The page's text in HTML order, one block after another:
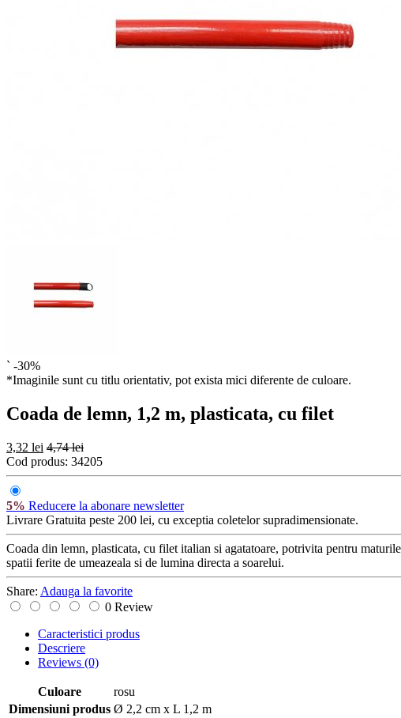
` -30%
*Imaginile sunt cu titlu orientativ, pot exista mici diferente de culoare.
Coada de lemn, 1,2 m, plasticata, cu filet
3,32 lei 4,74 lei
Cod produs: 34205
5% Reducere la abonare newsletter
Livrare Gratuita peste 200 lei, cu exceptia coletelor supradimensionate.
Coada din lemn, plasticata, cu filet italian si agatatoare, potrivita pentru
spatii ferite de umeazeala si de lumina directa a soarelui.
Share: Adauga la favorite
0 Review
Caracteristici produs
Descriere
Reviews (0)
Culoare
rosu
Dimensiuni produs Ø 2,2 cm x L 1,2 m